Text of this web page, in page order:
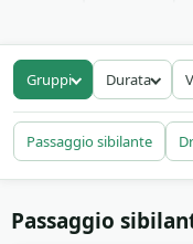
di supereroi. Anche
direzione, velocità e
La libreria mette a
coprono whoosh,
fionde, frecce, razzi.
action, giochi
Gruppi Durata
Passaggio sibilante
Passaggio